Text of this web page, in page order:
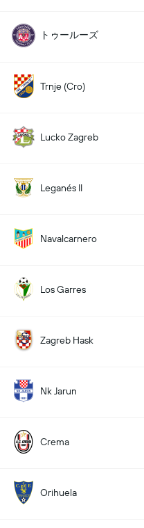
トゥールーズ
Trnje (Cro)
Lucko Zagreb
Leganés II
Navalcarnero
Los Garres
Zagreb Hask
Nk Jarun
Crema
Orihuela